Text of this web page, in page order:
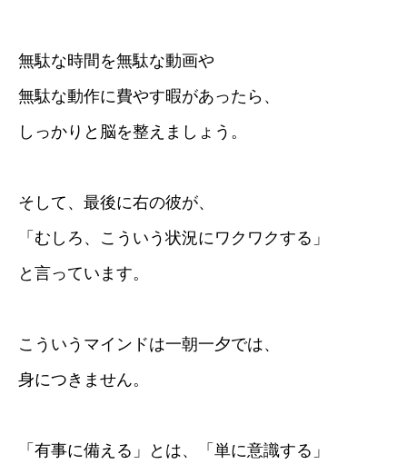
無駄な時間を無駄な動画や
無駄な動作に費やす暇があったら、
しっかりと脳を整えましょう。
そして、最後に右の彼が、
「むしろ、こういう状況にワクワクする」
と言っています。
こういうマインドは一朝一夕では、
身につきません。
「有事に備える」とは、「単に意識する」